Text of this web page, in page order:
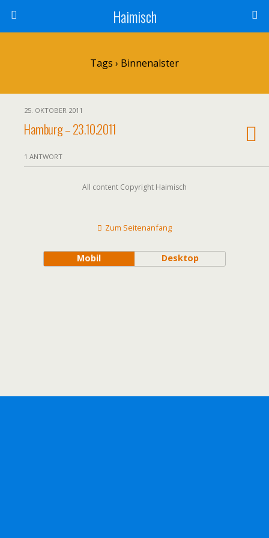
Haimisch
Tags › Binnenalster
25. OKTOBER 2011
Hamburg – 23.10.2011
1 ANTWORT
All content Copyright Haimisch
Zum Seitenanfang
Mobil Desktop